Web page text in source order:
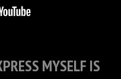
MYSELF IS